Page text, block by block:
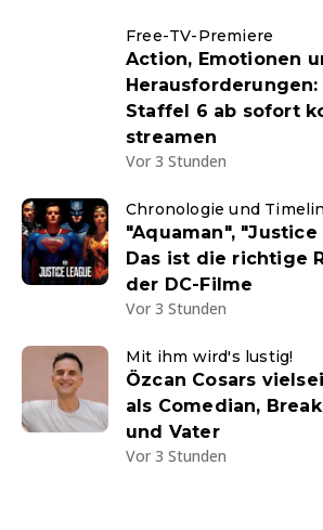
Free-TV-Premiere
Action, Emotionen
Herausforderungen:
Staffel 6 ab sofort
streamen
Vor 3 Stunden
Chronologie und
"Aquaman", "Justice
Das ist die richtige
der DC-Filme
Vor 3 Stunden
Mit ihm wird's lustig!
Özcan Cosars
als Comedian,
und Vater
Vor 3 Stunden